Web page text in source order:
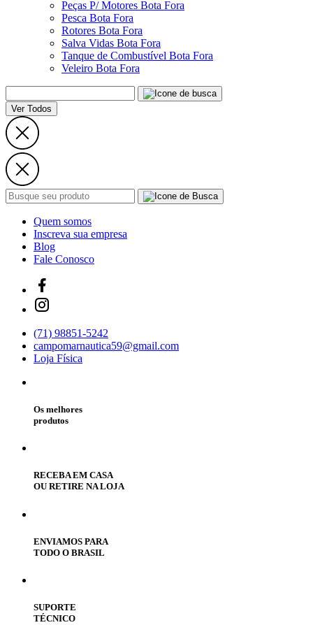
Peças P/ Motores Bota Fora
Pesca Bota Fora
Rotores Bota Fora
Salva Vidas Bota Fora
Tanque de Combustível Bota Fora
Veleiro Bota Fora
Ver Todos
Quem somos
Inscreva sua empresa
Blog
Fale Conosco
(71) 98851-5242
campomarnautica59@gmail.com
Loja Física
Os melhores
produtos
RECEBA EM CASA
OU RETIRE NA LOJA
ENVIAMOS PARA
TODO O BRASIL
SUPORTE
TÉCNICO